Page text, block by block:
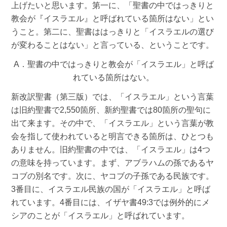
上げたいと思います。第一に、「聖書の中ではっきりと
教会が『イスラエル』と呼ばれている箇所はない」とい
うこと。第二に、聖書ははっきりと「イスラエルの選び
が変わることはない」と言っている、ということです。
A．聖書の中ではっきりと教会が「イスラエル」と呼ば
れている箇所はない。
新改訳聖書（第三版）では、「イスラエル」という言葉
は旧約聖書で2,550箇所、新約聖書では80箇所の聖句に
出て来ます。その中で、「イスラエル」という言葉が教
会を指して使われていると明言できる箇所は、ひとつも
ありません。旧約聖書の中では、「イスラエル」は4つ
の意味を持っています。まず、アブラハムの孫であるヤ
コブの別名です。次に、ヤコブの子孫である民族です。
3番目に、イスラエル民族の国が「イスラエル」と呼ば
れています。4番目には、イザヤ書49:3では例外的にメ
シアのことが「イスラエル」と呼ばれています。